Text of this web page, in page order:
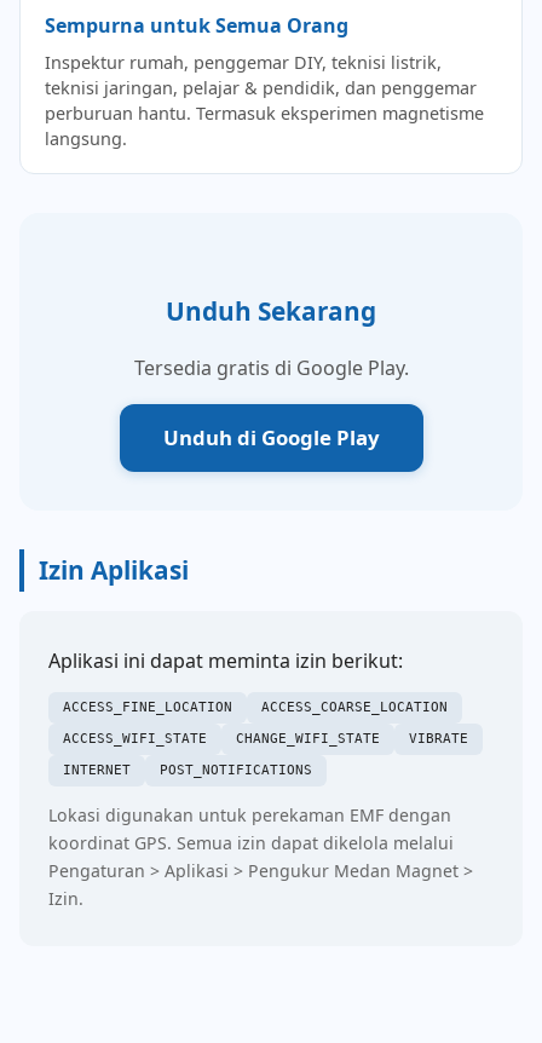
Sempurna untuk Semua Orang
Inspektur rumah, penggemar DIY, teknisi listrik,
teknisi jaringan, pelajar & pendidik, dan penggemar
perburuan hantu. Termasuk eksperimen magnetisme
langsung.
Unduh Sekarang
Tersedia gratis di Google Play.
Unduh di Google Play
Izin Aplikasi
Aplikasi ini dapat meminta izin berikut:
ACCESS_FINE_LOCATION
ACCESS_COARSE_LOCATION
ACCESS_WIFI_STATE
CHANGE_WIFI_STATE
VIBRATE
INTERNET
POST_NOTIFICATIONS
Lokasi digunakan untuk perekaman EMF dengan
koordinat GPS. Semua izin dapat dikelola melalui
Pengaturan > Aplikasi > Pengukur Medan Magnet >
Izin.